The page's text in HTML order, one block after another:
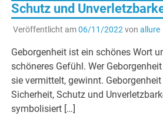
Schutz und
Veröffentlicht am06/11/2022 von allure
Geborgenheit ist ein schönes Wort
schöneres Gefühl. Wer
sie vermittelt, gewinnt.
Sicherheit, Schutz und
symbolisiert […]